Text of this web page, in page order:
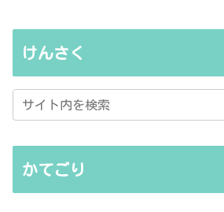
けんさく
かてごり